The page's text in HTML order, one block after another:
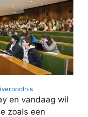
en vandaag wil
zoals een